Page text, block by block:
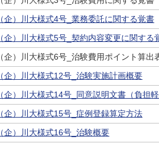
（企）川大様式4号_業務委託に関する覚書
（企）川大様式5号_契約内容変更に関する
（企）川大様式6号_治験費用ポイント算出
（企）川大様式12号_治験実施計画概要
（企）川大様式14号_同意説明文書（負担軽
（企）川大様式15号_症例登録算定方法
（企）川大様式16号_治験概要